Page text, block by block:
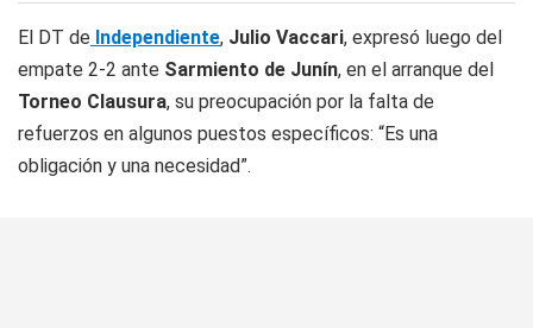
El DT de Independiente, Julio Vaccari, expresó luego del
empate 2-2 ante Sarmiento de Junín, en el arranque del
Torneo Clausura, su preocupación por la falta de
refuerzos en algunos puestos específicos: “Es una
obligación y una necesidad”.